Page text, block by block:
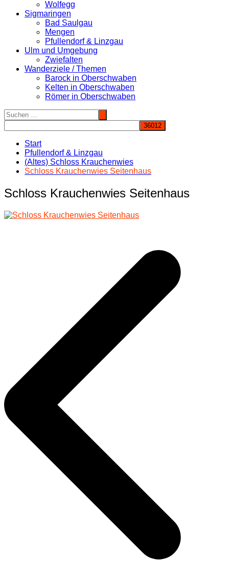
Wolfegg
Sigmaringen
Bad Saulgau
Mengen
Pfullendorf & Linzgau
Ulm und Umgebung
Zwiefalten
Wanderziele / Themen
Barock in Oberschwaben
Kelten in Oberschwaben
Römer in Oberschwaben
Start
Pfullendorf & Linzgau
(Altes) Schloss Krauchenwies
Schloss Krauchenwies Seitenhaus
Schloss Krauchenwies Seitenhaus